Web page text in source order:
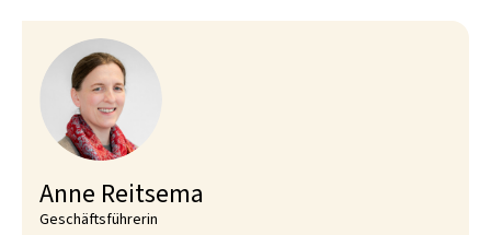
Anne Reitsema
Geschäftsführerin